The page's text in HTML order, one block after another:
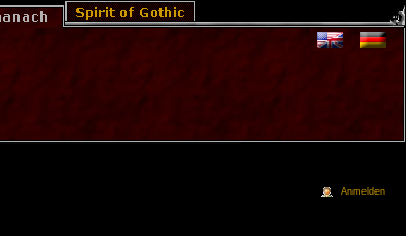
Anmelden